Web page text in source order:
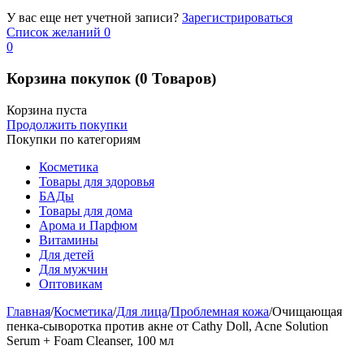
У вас еще нет учетной записи? Зарегистрироваться
Список желаний 0
0
Корзина покупок (0 Товаров)
Корзина пуста
Продолжить покупки
Покупки по категориям
Косметика
Товары для здоровья
БАДы
Товары для дома
Арома и Парфюм
Витамины
Для детей
Для мужчин
Оптовикам
Главная/Косметика/Для лица/Проблемная кожа/Очищающая
пенка-сыворотка против акне от Cathy Doll, Acne Solution
Serum + Foam Cleanser, 100 мл